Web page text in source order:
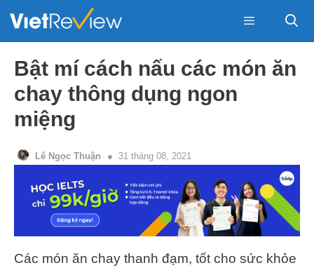
Menu
Bật mí cách nấu các món ăn
chay thông dụng ngon
miệng
Lê Ngọc Thuận 31 tháng 08, 2021
Các món ăn chay thanh đạm, tốt cho sức khỏe